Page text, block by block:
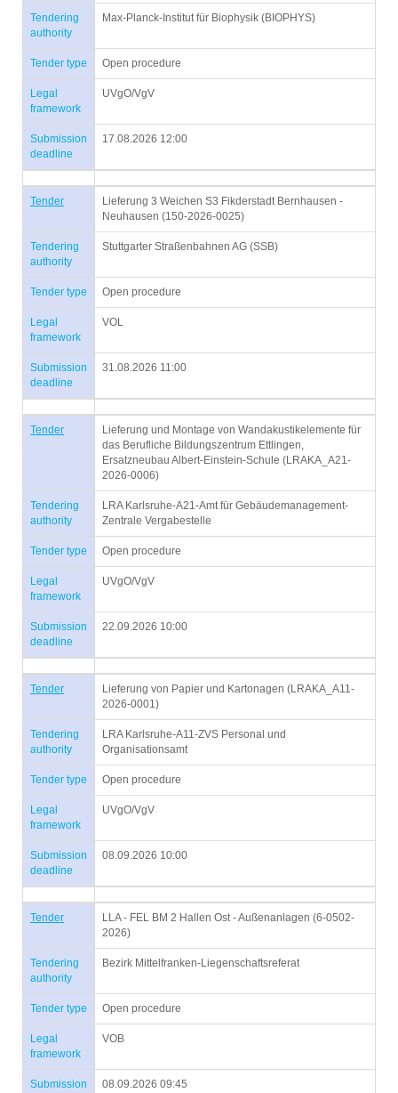
Tendering
authority
Max-Planck-Institut für Biophysik (BIOPHYS)
Tender type Open procedure
Legal
framework
UVgO/VgV
Submission
deadline
17.08.2026 12:00
Tender
Lieferung 3 Weichen S3 Fikderstadt Bernhausen -
Neuhausen (150-2026-0025)
Tendering
authority
Stuttgarter Straßenbahnen AG (SSB)
Tender type Open procedure
Legal
framework
VOL
Submission
deadline
31.08.2026 11:00
Tender
Lieferung und Montage von Wandakustikelemente für
das Berufliche Bildungszentrum Ettlingen,
Ersatzneubau Albert-Einstein-Schule (LRAKA_A21-
2026-0006)
Tendering
authority
LRA Karlsruhe-A21-Amt für Gebäudemanagement-
Zentrale Vergabestelle
Tender type Open procedure
Legal
framework
UVgO/VgV
Submission
deadline
22.09.2026 10:00
Tender
Lieferung von Papier und Kartonagen (LRAKA_A11-
2026-0001)
Tendering
authority
LRA Karlsruhe-A11-ZVS Personal und
Organisationsamt
Tender type Open procedure
Legal
framework
UVgO/VgV
Submission
deadline
08.09.2026 10:00
Tender
LLA - FEL BM 2 Hallen Ost - Außenanlagen (6-0502-
2026)
Tendering
authority
Bezirk Mittelfranken-Liegenschaftsreferat
Tender type Open procedure
Legal
framework
VOB
Submission
08.09.2026 09:45